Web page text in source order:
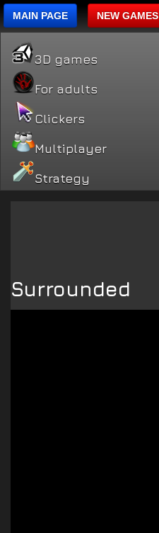
MAIN PAGE NEW GAMES
3D games
For adults
Clickers
Multiplayer
Strategy
Surrounded